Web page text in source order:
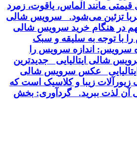
18 یا 24 عیار ساخته می‌شود و با سنگ‌های قیمتی مانند الماس، یاقوت، زمرد
تزئین می‌شود. سرویس شالی
در هنگام خرید سرویس شالی
با توجه به سلیقه و سبک
سرویس: اندازه سرویس را
شالی ایتالیایی جدیدترین
عکس سرویس شالی
زیبا و کلاسیک است که
آن لذت ببرید. گردآوری: بخش